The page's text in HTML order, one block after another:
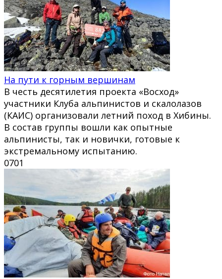
На пути к горным вершинам
В честь десятилетия проекта «Восход»
участники Клуба альпинистов и скалолазов
(КАИС) организовали летний поход в Хибины.
В состав группы вошли как опытные
альпинисты, так и новички, готовые к
экстремальному испытанию.
0701